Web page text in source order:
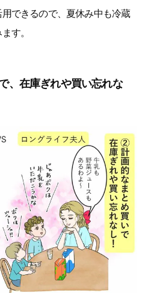
できるので、夏休み中も冷蔵
す。
、在庫ぎれや買い忘れな